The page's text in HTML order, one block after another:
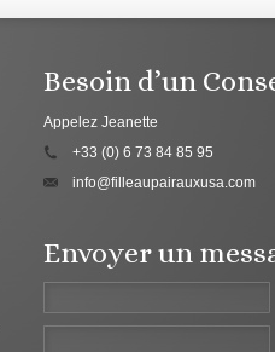
Besoin d’un
Appelez Jeanette
+33 (0) 6 73 84 85 95
info@filleaupairauxusa.com
Envoyer un